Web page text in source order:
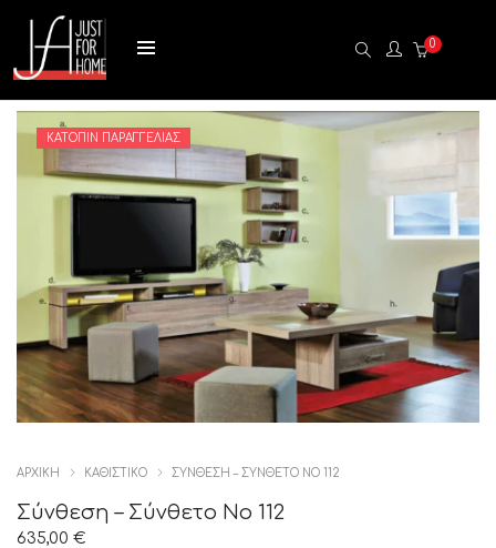
0
ΚΑΤΌΠΙΝ ΠΑΡΑΓΓΕΛΊΑΣ
ΑΡΧΙΚΉ ΚΑΘΙΣΤΙΚΟ ΣΎΝΘΕΣΗ – ΣΎΝΘΕΤΟ ΝΟ 112
Σύνθεση – Σύνθετο Νο 112
635,00 €